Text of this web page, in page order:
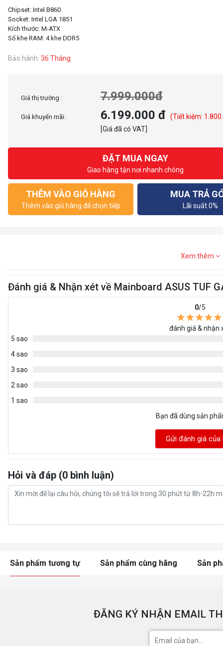
Chipset: Intel B860
Socket: Intel LGA 1851
Kích thước: M-ATX
Bảo hành: 36 Tháng
Giá thị trường : 7.999.000đ
Giá khuyến mãi: 6.199.000 đ
(Tiết kiệm:
[Giá đã có VAT]
ĐẶT MUA NGAY
Giao hàng tận nơi nhanh chóng
THÊM VÀO GIỎ HÀNG
Thêm vào giỏ hàng để chọn tiếp
MUA TRẢ
Lãi suất 0%
Xem thêm
Đánh giá & Nhận xét về Mainboard ASUS TUF
0/5
đánh giá & nhận
5 sao
4 sao
3 sao
2 sao
1 sao
Bạn đã dùng sản
Gửi đánh giá của
Hỏi và đáp (0 bình luận)
Sản phẩm tương tự Sản phẩm cùng hãng Sản
ĐĂNG KÝ NHẬN EMAIL